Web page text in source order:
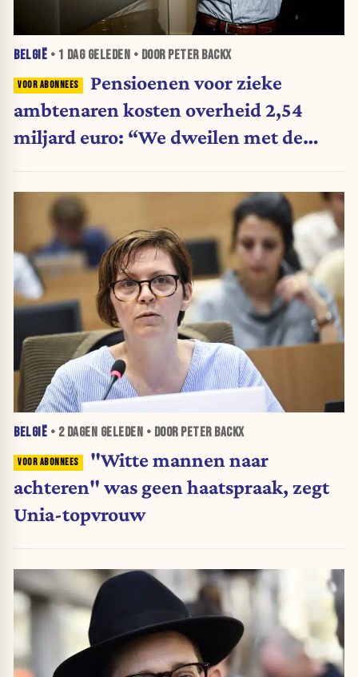
BELGIË • 1 DAGGELEDEN • DOOR PETER BACKX
Pensioenen voor zieke
ambtenaren kosten overheid 2,54
miljard euro: “We dweilen met de
BELGIË • 2 DAGEN GELEDEN • DOOR PETER BACKX
"Witte mannen naar
achteren" was geen haatspraak, zegt
Unia-topvrouw